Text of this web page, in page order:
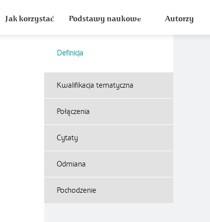
Jak korzystać Podstawy naukowe Autorzy
Definicja
Kwalifikacja tematyczna
Połączenia
Cytaty
Odmiana
Pochodzenie